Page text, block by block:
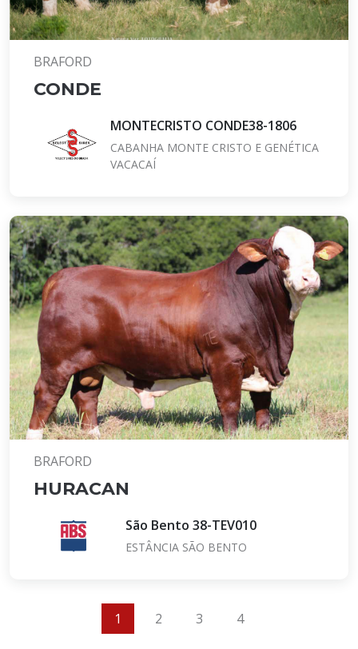
BRAFORD
CONDE
MONTECRISTO CONDE38-1806
CABANHA MONTE CRISTO E GENÉTICA
VACACAÍ
BRAFORD
HURACAN
São Bento 38-TEV010
ESTÂNCIA SÃO BENTO
1 2 3 4